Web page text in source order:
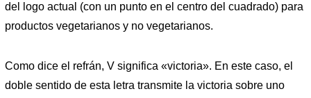
del logo actual (con un punto en el centro del cuadrado) para
productos vegetarianos y no vegetarianos.
Como dice el refrán, V significa «victoria». En este caso, el
doble sentido de esta letra transmite la victoria sobre uno